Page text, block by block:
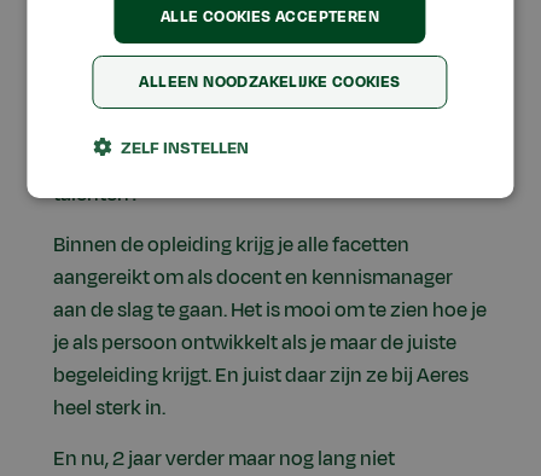
startte mijn deeltijdstudie bij Aeres Hogeschool
Wageningen. Deeltijd natuurlijk, want ik wilde
ons ambacht nog niet de rug toe keren. Want
passie delen met een nieuwe generatie
talenten?
Binnen de opleiding krijg je alle facetten
aangereikt om als docent en kennismanager
aan de slag te gaan. Het is mooi om te zien hoe je
je als persoon ontwikkelt als je maar de juiste
begeleiding krijgt. En juist daar zijn ze bij Aeres
heel sterk in.
En nu, 2 jaar verder maar nog lang niet
ALLE COOKIES ACCEPTEREN
ALLEEN NOODZAKELIJKE COOKIES
ZELF INSTELLEN